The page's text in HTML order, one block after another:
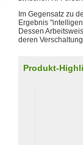
Im Gegensatz zu
Ergebnis
Dessen
deren
Produkt-